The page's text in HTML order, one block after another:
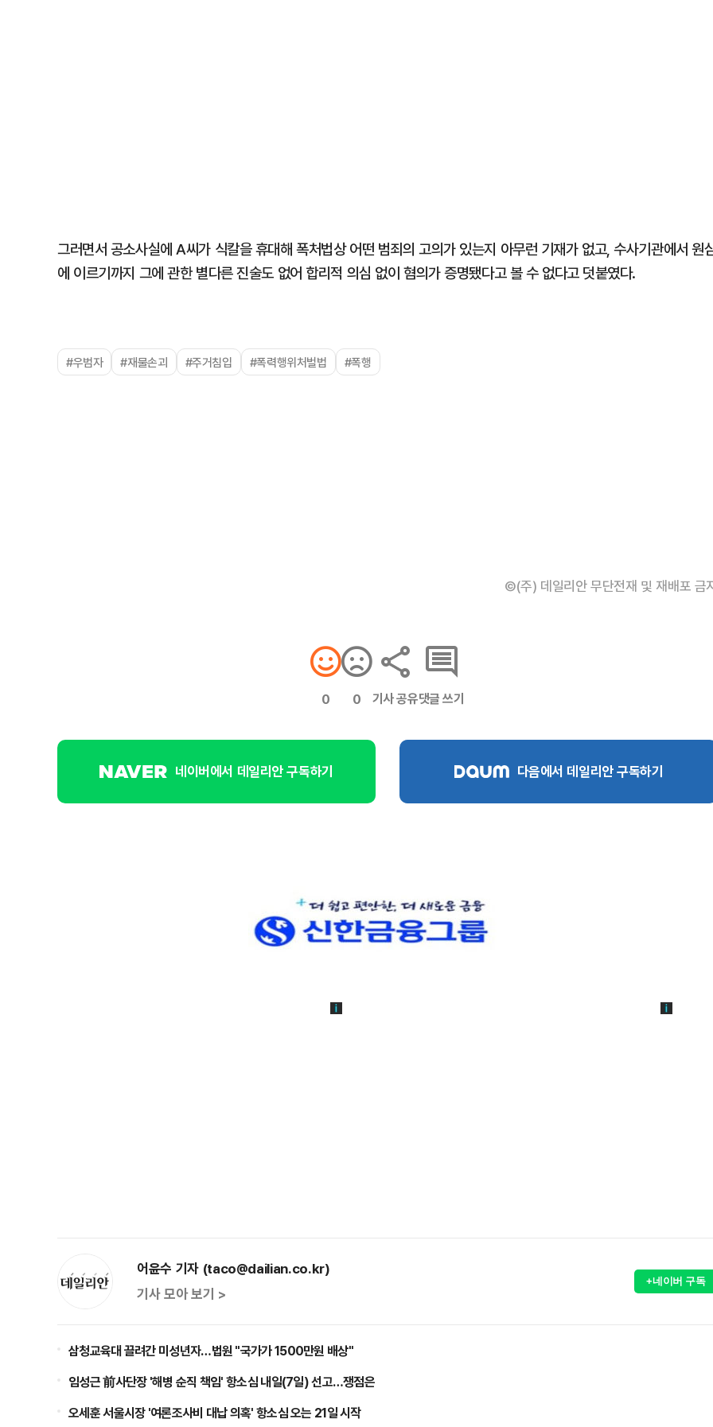
그러면서 공소사실에 A씨가 식칼을 휴대해 폭처법상 어떤 범죄의 고의가 있는지 아무런 기재가 없고, 수사기관에서 원
에 이르기까지 그에 관한 별다른 진술도 없어 합리적 의심 없이 혐의가 증명됐다고 볼 수 없다고 덧붙였다.
#우범자 #재물손괴 #주거침입 #폭력행위처벌법 #폭행
©(주) 데일리안 무단전재 및 재배포 금
0 0 기사 공유댓글 쓰기
네이버에서 데일리안 구독하기 다음에서 데일리안 구독하기
어윤수 기자 (taco@dailian.co.kr)
기사 모아 보기 >
+네이버 구독
삼청교육대 끌려간 미성년자…법원 "국가가 1500만원 배상"
임성근 前사단장 '해병 순직 책임' 항소심 내일(7일) 선고…쟁점은
오세훈 서울시장 '여론조사비 대납 의혹' 항소심 오는 21일 시작